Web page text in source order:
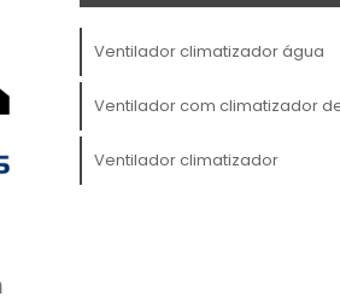
Ventilador climatizador água
Ventilador com climatizador
Ventilador climatizador